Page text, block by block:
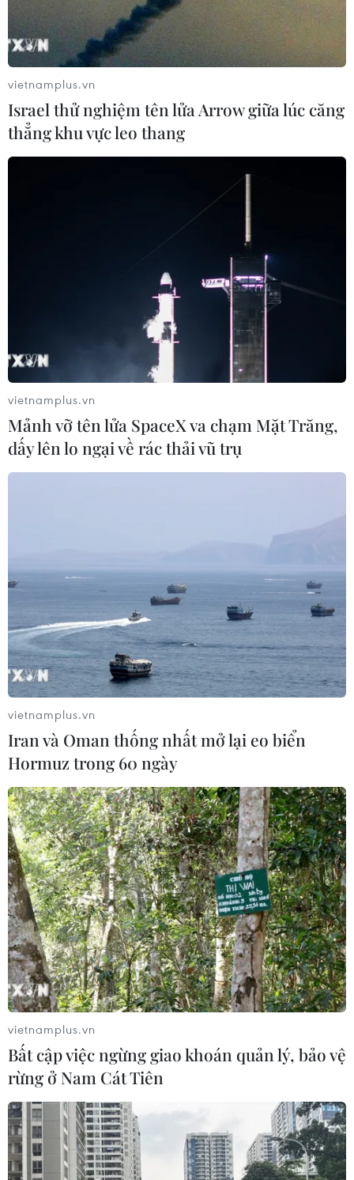
vietnamplus.vn
Israel thử nghiệm tên lửa Arrow giữa lúc căng
thẳng khu vực leo thang
vietnamplus.vn
Mảnh vỡ tên lửa SpaceX va chạm Mặt Trăng,
dấy lên lo ngại về rác thải vũ trụ
vietnamplus.vn
Iran và Oman thống nhất mở lại eo biển
Hormuz trong 60 ngày
vietnamplus.vn
Bất cập việc ngừng giao khoán quản lý, bảo vệ
rừng ở Nam Cát Tiên